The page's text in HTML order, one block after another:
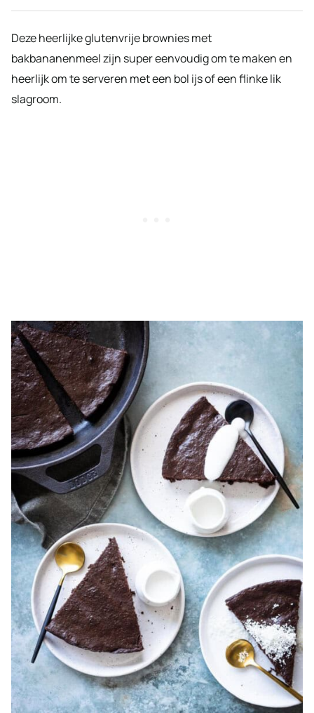
Deze heerlijke glutenvrije brownies met
bakbananenmeel zijn super eenvoudig om te maken en
heerlijk om te serveren met een bol ijs of een flinke lik
slagroom.